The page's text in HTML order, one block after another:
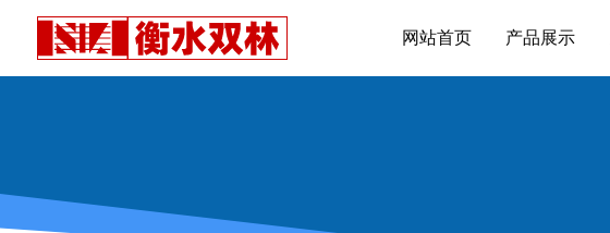
网站首页 产品展示